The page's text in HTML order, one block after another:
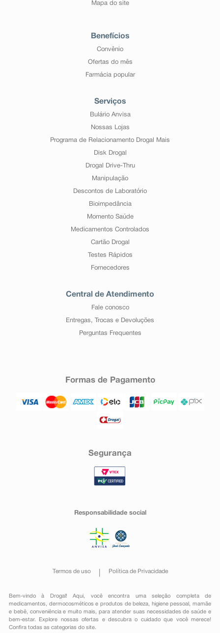
Mapa do site
Benefícios
Convênio
Ofertas do mês
Farmácia popular
Serviços
Bulário Anvisa
Nossas Lojas
Programa de Relacionamento Drogal Mais
Disk Drogal
Drogal Drive-Thru
Manipulação
Descontos de Laboratório
Bioimpedância
Momento Saúde
Medicamentos Controlados
Cartão Drogal
Testes Rápidos
Fornecedores
Central de Atendimento
Fale conosco
Entregas, Trocas e Devoluções
Perguntas Frequentes
Formas de Pagamento
Segurança
Responsabilidade social
Termos de uso Política de Privacidade
Bem-vindo à Drogal! Aqui, você encontra uma seleção completa de
medicamentos , dermocosméticos e produtos de beleza, higiene pessoal ,mamãe
e bebê, conveniênciae muito mais, para atender suas necessidades de saúde e
bem-estar. Explore nossas ofertas e descubra o cuidado que você merece!
Confira todas as categorias do site.